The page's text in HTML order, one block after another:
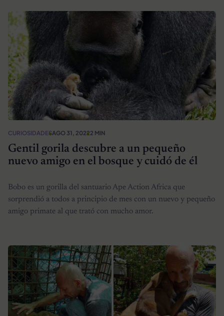
CURIOSIDADESAGO 31, 20222 MIN
Gentil gorila descubre a un pequeño
nuevo amigo en el bosque y cuidó de él
Bobo es un gorilla del santuario Ape Action Africa que
sorprendió a todos a principio de mes con un nuevo y pequeño
amigo primate al que trató con mucho amor.